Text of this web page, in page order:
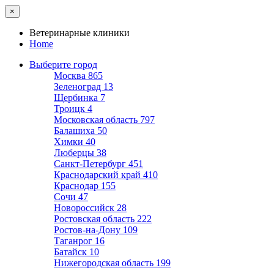
×
Ветеринарные клиники
Home
Выберите город
Москва 865
Зеленоград 13
Щербинка 7
Троицк 4
Московская область 797
Балашиха 50
Химки 40
Люберцы 38
Санкт-Петербург 451
Краснодарский край 410
Краснодар 155
Сочи 47
Новороссийск 28
Ростовская область 222
Ростов-на-Дону 109
Таганрог 16
Батайск 10
Нижегородская область 199